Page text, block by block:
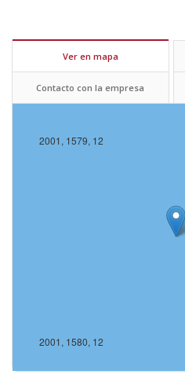
Ver en mapa
Contacto con la empresa
2001, 1579, 12
2001, 1580, 12